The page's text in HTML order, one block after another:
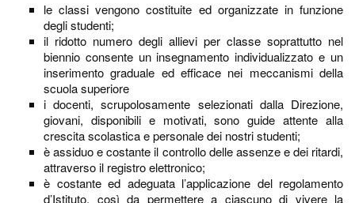
le classi vengono costituite ed organizzate in funzione
degli studenti;
il ridotto numero degli allievi per classe soprattutto nel
biennio consente un insegnamento individualizzato e un
inserimento graduale ed efficace nei meccanismi della
scuola superiore
i docenti, scrupolosamente selezionati dalla Direzione,
giovani, disponibili e motivati, sono guide attente alla
crescita scolastica e personale dei nostri studenti;
è assiduo e costante il controllo delle assenze e dei ritardi,
attraverso il registro elettronico;
è costante ed adeguata l’applicazione del regolamento
d’Istituto, così da permettere a ciascuno di vivere la